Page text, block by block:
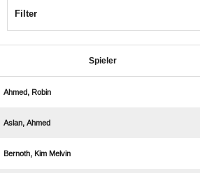
Filter
Spieler
 
 
  